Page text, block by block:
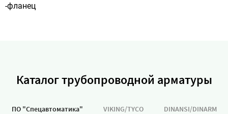
-фланец
Каталог трубопроводной арматуры
ПО "Спецавтоматика" VIKING/TYCO
DINANSI/DINARM